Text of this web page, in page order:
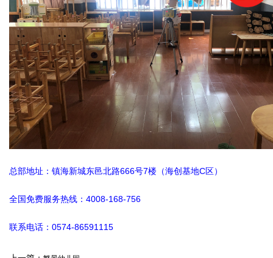
总部地址：镇海新城东邑北路666号7楼（海创基地C区）
全国免费服务热线 ：4008-168-756
联系电话：0574-86591115